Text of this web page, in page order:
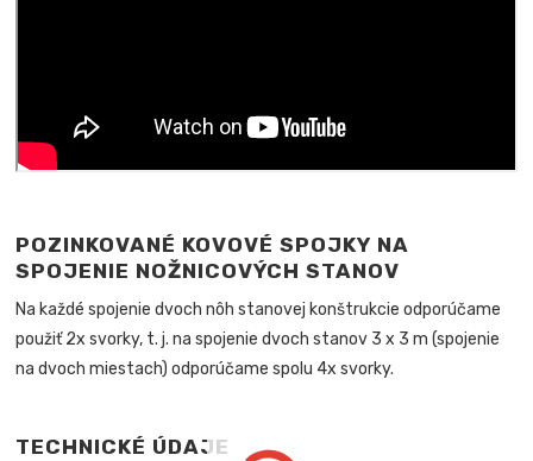
POZINKOVANÉ KOVOVÉ SPOJKY NA
SPOJENIE NOŽNICOVÝCH STANOV
Na každé spojenie dvoch nôh stanovej konštrukcie odporúčame
použiť 2x svorky, t. j. na spojenie dvoch stanov 3 x 3 m (spojenie
na dvoch miestach) odporúčame spolu 4x svorky.
TECHNICKÉ ÚDAJE